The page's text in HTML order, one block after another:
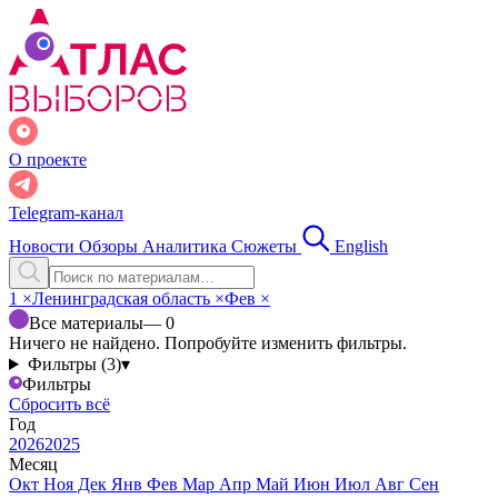
О проекте
Telegram-канал
Новости Обзоры Аналитика Сюжеты English
1 ×Ленинградская область ×Фев ×
Все материалы— 0
Ничего не найдено. Попробуйте изменить фильтры.
Фильтры (3)▾
Фильтры
Сбросить всё
Год
20262025
Месяц
Окт Ноя Дек Янв Фев Мар Апр Май Июн Июл Авг Сен